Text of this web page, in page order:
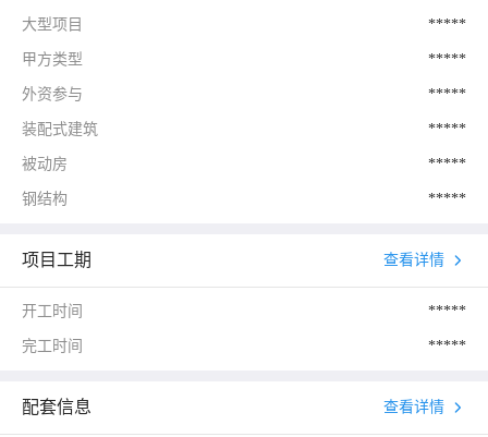
大型项目 *****
甲方类型 *****
外资参与 *****
装配式建筑 *****
被动房 *****
钢结构 *****
项目工期 查看详情
开工时间 *****
完工时间 *****
配套信息 查看详情